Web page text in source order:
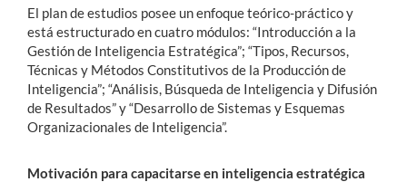
El plan de estudios posee un enfoque teórico-práctico y
está estructurado en cuatro módulos: “Introducción a la
Gestión de Inteligencia Estratégica”; “Tipos, Recursos,
Técnicas y Métodos Constitutivos de la Producción de
Inteligencia”; “Análisis, Búsqueda de Inteligencia y Difusión
de Resultados” y “Desarrollo de Sistemas y Esquemas
Organizacionales de Inteligencia”.
Motivación para capacitarse en inteligencia estratégica